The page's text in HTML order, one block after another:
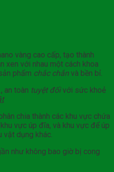
vàng cao cấp, tạo thành
xen với nhau một cách khoa
phẩm chắc chắn và bền bỉ.
an toàn tuyệt đốivới sức khoẻ
chia thành các khu vực chứa
vực úp đĩa, và khu vực để úp
vật dụng khác.
như không bao giờ bị cong